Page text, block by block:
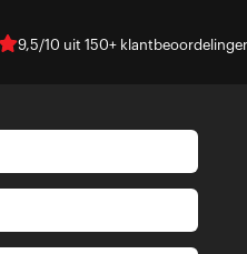
9,5/10 uit 150+